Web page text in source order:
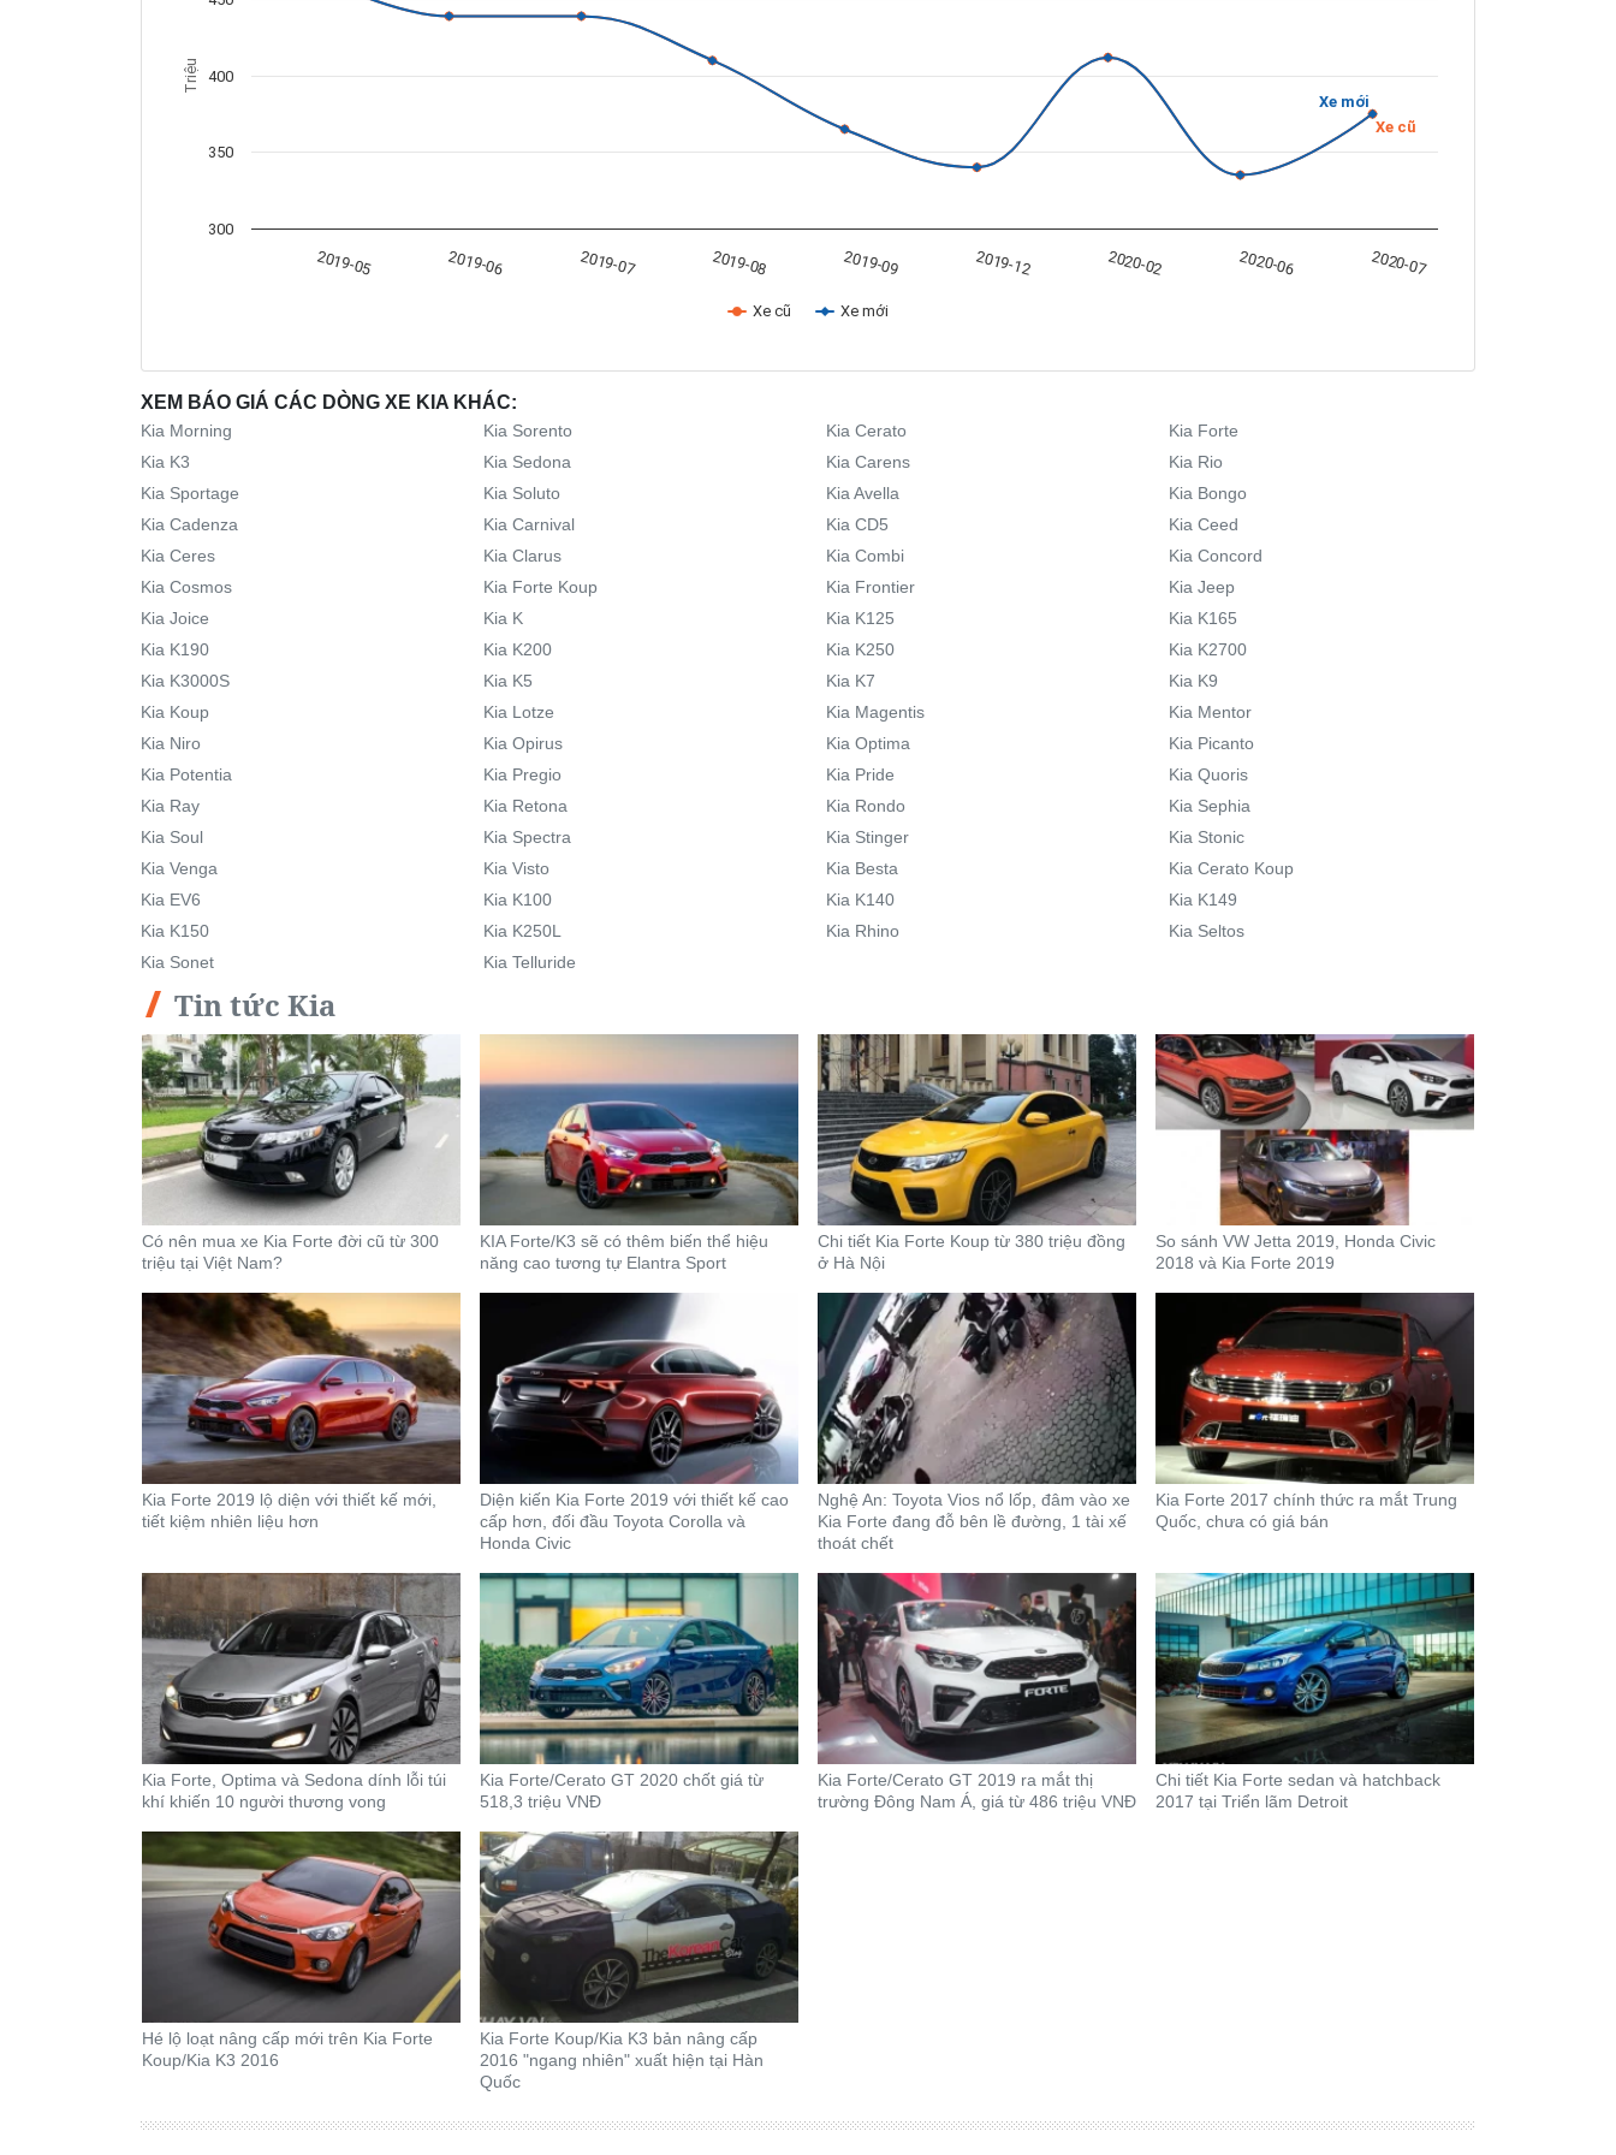
Triệu
Xe cũ
Xe mới
Xe cũ Xe mới
2019-05 2019-06 2019-07 2019-08 2019-09 2019-12 2020-02 2020-06 2020-07
300
350
400
XEM BÁO GIÁ CÁC DÒNG XE KIA KHÁC:
Kia Morning Kia Sorento Kia Cerato
Kia Forte
Kia K3
Kia Sedona Kia Carens
Kia Rio
Kia Sportage
Kia Soluto Kia Avella
Kia Bongo
Kia Cadenza
Kia Carnival Kia CD5
Kia Ceed
Kia Ceres
Kia Clarus Kia Combi
Kia Concord
Kia Cosmos
Kia Forte Koup Kia Frontier
Kia Jeep
Kia Joice
Kia K Kia K125
Kia K165
Kia K190
Kia K200 Kia K250
Kia K2700
Kia K3000S
Kia K5 Kia K7
Kia K9
Kia Koup
Kia Lotze Kia Magentis
Kia Mentor
Kia Niro
Kia Opirus Kia Optima
Kia Picanto
Kia Potentia
Kia Pregio Kia Pride
Kia Quoris
Kia Ray
Kia Retona Kia Rondo
Kia Sephia
Kia Soul
Kia Spectra Kia Stinger
Kia Stonic
Kia Venga
Kia Visto Kia Besta
Kia Cerato Koup
Kia EV6
Kia K100 Kia K140
Kia K149
Kia K150
Kia K250L Kia Rhino
Kia Seltos
Kia Sonet
Kia Telluride
Tin tức Kia
Có nên mua xe Kia Forte đời cũ từ 300
triệu tại Việt Nam?
KIA Forte/K3 sẽ có thêm biến thể hiệu
năng cao tương tự Elantra Sport
Chi tiết Kia Forte Koup từ 380 triệu đồng
ở Hà Nội
So sánh VW Jetta 2019, Honda Civic
2018 và Kia Forte 2019
Kia Forte 2019 lộ diện với thiết kế mới,
tiết kiệm nhiên liệu hơn
Diện kiến Kia Forte 2019 với thiết kế cao
cấp hơn, đối đầu Toyota Corolla và
Honda Civic
Nghệ An: Toyota Vios nổ lốp, đâm vào xe
Kia Forte đang đỗ bên lề đường, 1 tài xế
thoát chết
Kia Forte 2017 chính thức ra mắt Trung
Quốc, chưa có giá bán
Kia Forte, Optima và Sedona dính lỗi túi
khí khiến 10 người thương vong
Kia Forte/Cerato GT 2020 chốt giá từ
518,3 triệu VNĐ
Kia Forte/Cerato GT 2019 ra mắt thị
trường Đông Nam Á, giá từ 486 triệu VNĐ
Chi tiết Kia Forte sedan và hatchback
2017 tại Triển lãm Detroit
Hé lộ loạt nâng cấp mới trên Kia Forte
Koup/Kia K3 2016
Kia Forte Koup/Kia K3 bản nâng cấp
2016 "ngang nhiên" xuất hiện tại Hàn
Quốc